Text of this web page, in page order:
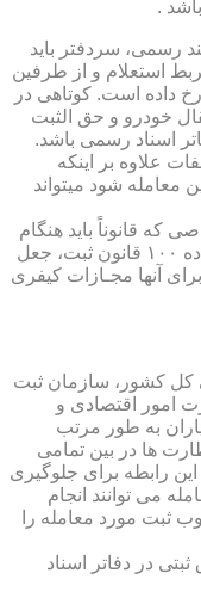
.
رسمی، سردفتر باید
استعلام و از طرفین
داده است. کوتاهی در
خودرو و حق الثبت
اسناد رسمی باشد.
علاوه بر اینکه
شود میتواند
که قانوناً باید هنگام
تنظیم سند حضــــور داشته باشند، طبق ماده ۱۰۰ قانون ثبت، جعل
آنها مجـازات کیفری
کل کشور، سازمان ثبت
امور اقتصادی و
به طور مرتب
ها در بین تمامی
رابطه برای جلوگیری
می توانند انجام
ثبت مورد معامله را
در دفاتر اسناد